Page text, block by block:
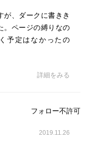
が、ダークに書きき
。ページの縛りなの
予定はなかったの
詳細をみる
フォロー不許可
2019.11.26